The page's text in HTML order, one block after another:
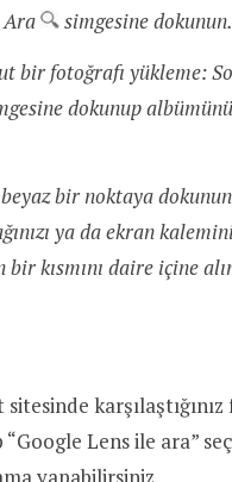
simgesine dokunun.
bir fotoğrafı yükleme:
dokunup
bir noktaya
ya da ekran
bir kısmını daire içine
“Google Lens ile ara”